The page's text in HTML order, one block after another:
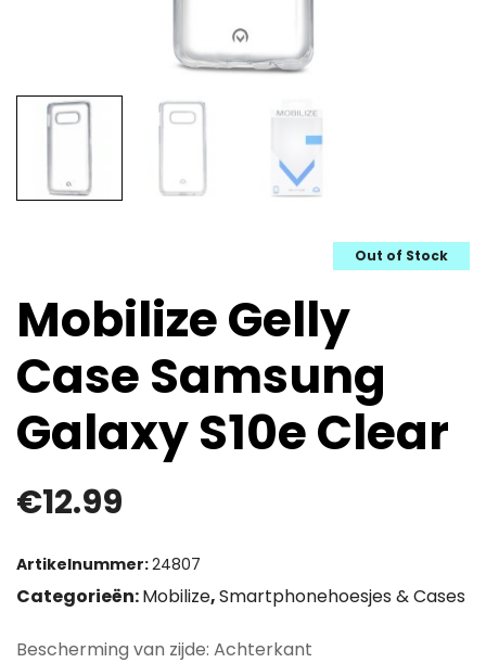
Out of Stock
Mobilize Gelly
Case Samsung
Galaxy S10e Clear
€12.99
Artikelnummer:24807
Categorieën:Mobilize,Smartphonehoesjes & Cases
Bescherming van zijde: Achterkant